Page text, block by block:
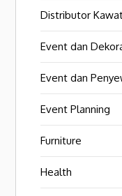
Distributor
Event dan
Event dan
Event Planning
Furniture
Health